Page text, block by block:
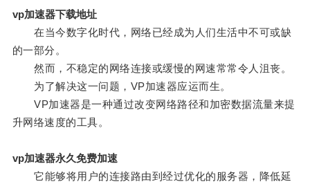
vp加速器下载地址
在当今数字化时代，网络已经成为人们生活中不可或缺
的一部分。
然而，不稳定的网络连接或缓慢的网速常常令人沮丧。
为了解决这一问题，VP加速器应运而生。
VP加速器是一种通过改变网络路径和加密数据流量来提
升网络速度的工具。
vp加速器永久免费加速
它能够将用户的连接路由到经过优化的服务器，降低延